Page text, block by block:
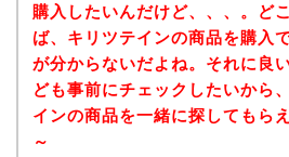
購入したいんだけど、、、。ど
ば、キリツテインの商品を購入
が分からないだよね。それに良
ども事前にチェックしたいから
インの商品を一緒に探してもら
～